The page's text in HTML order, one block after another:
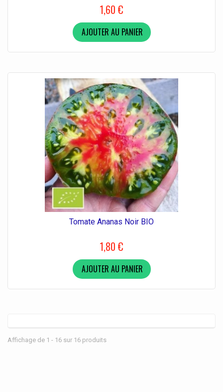
1,60 €
AJOUTER AU PANIER
Tomate Ananas Noir BIO
1,80 €
AJOUTER AU PANIER
Affichage de 1 - 16 sur 16 produits